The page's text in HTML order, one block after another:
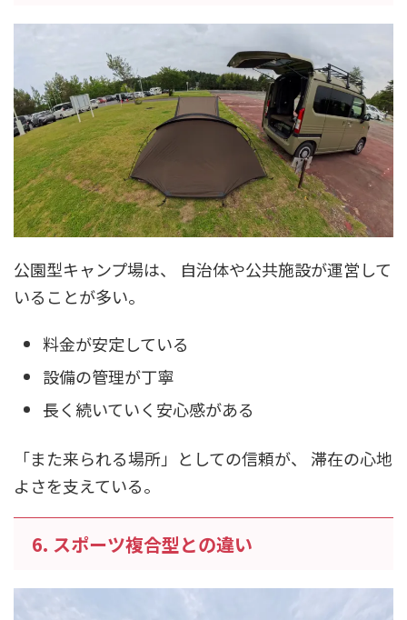
公園型キャンプ場は、 自治体や公共施設が運営して
いることが多い。
料金が安定している
設備の管理が丁寧
長く続いていく安心感がある
「また来られる場所」としての信頼が、 滞在の心地
よさを支えている。
6. スポーツ複合型との違い